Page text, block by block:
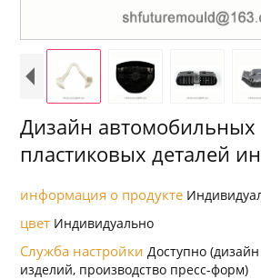
Дизайн автомобильных
пластиковых деталей
информация о продукте
цвет Индивидуально
Служба настройки Доступно
изделий, производство пресс-форм)